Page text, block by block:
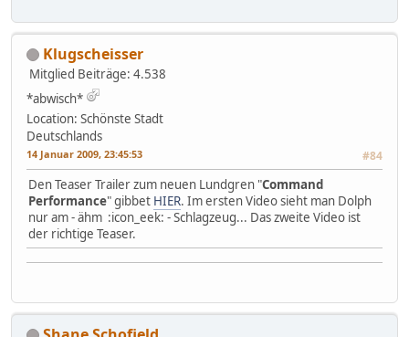
Klugscheisser
Mitglied Beiträge: 4.538
*abwisch*
Location: Schönste Stadt
Deutschlands
14 Januar 2009, 23:45:53 #84
Den Teaser Trailer zum neuen Lundgren "Command
Performance" gibbet HIER. Im ersten Video sieht man Dolph
nur am - ähm :icon_eek: - Schlagzeug... Das zweite Video ist
der richtige Teaser.